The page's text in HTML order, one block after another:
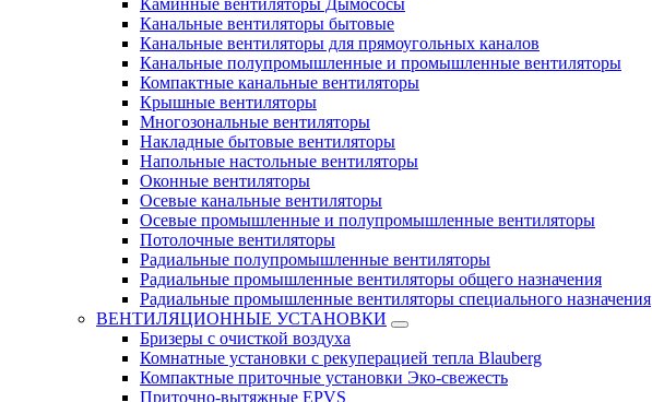
Каминные вентиляторы Дымососы
Канальные вентиляторы бытовые
Канальные вентиляторы для прямоугольных каналов
Канальные полупромышленные и промышленные вентиляторы
Компактные канальные вентиляторы
Крышные вентиляторы
Многозональные вентиляторы
Накладные бытовые вентиляторы
Напольные настольные вентиляторы
Оконные вентиляторы
Осевые канальные вентиляторы
Осевые промышленные и полупромышленные вентиляторы
Потолочные вентиляторы
Радиальные полупромышленные вентиляторы
Радиальные промышленные вентиляторы общего назначения
Радиальные промышленные вентиляторы специального назначения
ВЕНТИЛЯЦИОННЫЕ УСТАНОВКИ
Бризеры с очисткой воздуха
Комнатные установки с рекуперацией тепла Blauberg
Компактные приточные установки Эко-свежесть
Приточно-вытяжные EPVS